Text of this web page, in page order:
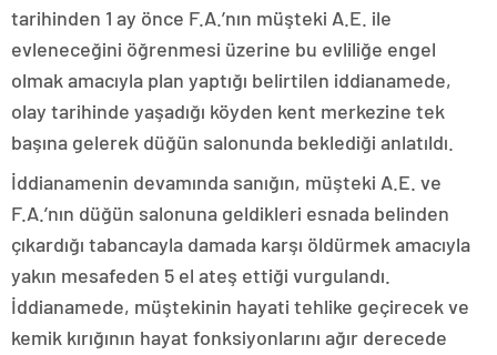
tarihinden 1 ay önce F.A.’nın müşteki A.E. ile
evleneceğini öğrenmesi üzerine bu evliliğe engel
olmak amacıyla plan yaptığı belirtilen iddianamede,
olay tarihinde yaşadığı köyden kent merkezine tek
başına gelerek düğün salonunda beklediği anlatıldı.
İddianamenin devamında sanığın, müşteki A.E. ve
F.A.’nın düğün salonuna geldikleri esnada belinden
çıkardığı tabancayla damada karşı öldürmek amacıyla
yakın mesafeden 5 el ateş ettiği vurgulandı.
İddianamede, müştekinin hayati tehlike geçirecek ve
kemik kırığının hayat fonksiyonlarını ağır derecede